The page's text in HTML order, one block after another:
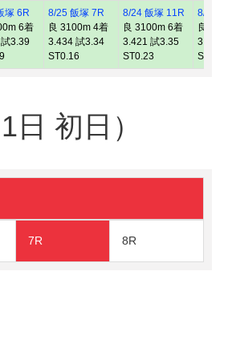
塚 6R
6着
3.39
8/25 飯塚 7R
良 3100m 4着
3.434 試3.34
ST0.16
8/24 飯塚 11R
良 3100m 6着
3.421 試3.35
ST0.23
8/23
良
3.462
ST0.17
初日）
7R 8R